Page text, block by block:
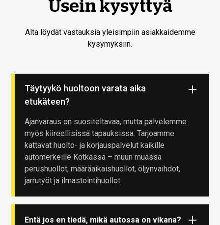
Usein kysyttyä
Alta löydät vastauksia yleisimpiin asiakkaidemme
kysymyksiin.
Täytyykö huoltoon varata aika
etukäteen?
Ajanvaraus on suositeltavaa, mutta palvelemme
myös kiireellisissä tapauksissa. Tarjoamme
kattavat huolto- ja korjauspalvelut kaikille
automerkeille Kotkassa – muun muassa
perushuollot, määräaikaishuollot, öljynvaihdot,
jarrutyöt ja ilmastointihuollot.
Entä jos en tiedä, mikä autossa on vikana?